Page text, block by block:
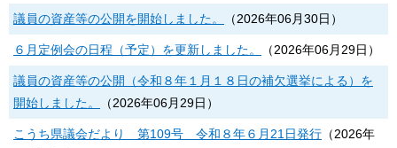
議員の資産等の公開を開始しました。 （2026年06月30日 ）
６月定例会の日程（予定）を更新しました。 （2026年06月29日 ）
議員の資産等の公開（令和８年１月１８日の補欠選挙による）を
開始しました。
（2026年06月29日 ）
こうち県議会だより 第109号 令和８年６月21日発行 （2026年